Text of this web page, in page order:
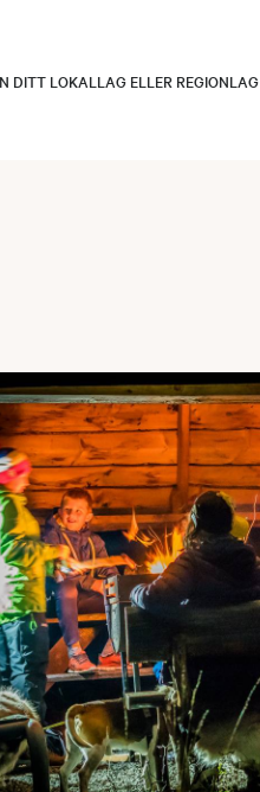
DITT LOKALLAG ELLER REGIONLAG